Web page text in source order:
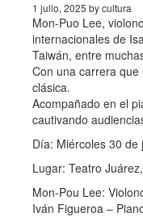
1 julio, 2025 by cultura
Mon-Puo Lee,
internacionales de
Taiwán, entre
Con una carrera
clásica.
Acompañado en el
cautivando
Día: Miércoles 30
Lugar: Teatro
Mon-Pou Lee:
Iván Figueroa –